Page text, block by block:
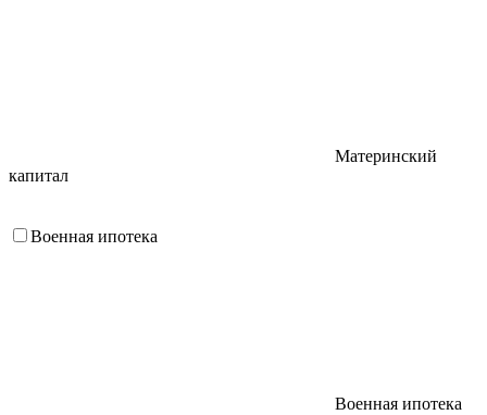
Материнский
капитал
Военная ипотека
Военная ипотека